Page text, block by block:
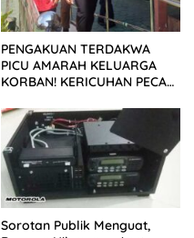
PENGAKUAN TERDAKWA
PICU AMARAH KELUARGA
KORBAN! KERICUHAN PECAH
DITUNDA
Sorotan Publik Menguat,